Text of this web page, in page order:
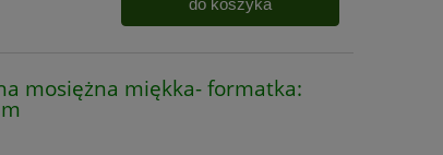
do koszyka
mosiężna miękka- formatka: